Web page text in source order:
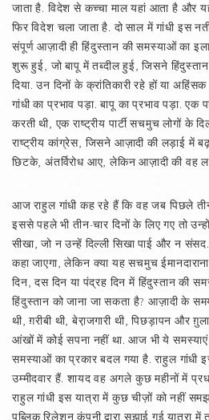
जाता है. विदेश से कच्चा माल यहां आता है और
फिर विदेश चला जाता है. दो साल में गांधी इस
संपूर्ण आज़ादी ही हिंदुस्तान की समस्याओं का
शुरू हुई, जो बापू में तब्दील हुई, जिसने
दिया. उन दिनों के क्रांतिकारी रहे हों या
गांधी का प्रभाव पड़ा. बापू का प्रभाव पड़ा. एक
करती थी, एक राष्ट्रीय पार्टी सचमुच लोगों के
राष्ट्रीय कांग्रेस, जिसने आज़ादी की लड़ाई में
छिटके, अंतर्विरोध आए, लेकिन आज़ादी की वह
आज राहुल गांधी कह रहे हैं कि वह जब पिछले तीन
इससे पहले भी तीन-चार दिनों के लिए गए तो
सीखा, जो न उन्हें दिल्ली सिखा पाई और न
कहा जाएगा, लेकिन क्या यह सचमुच
दिन, दस दिन या पंद्रह दिन में हिंदुस्तान की
हिंदुस्तान को जाना जा सकता है? आज़ादी के
थी, ग़रीबी थी, बेरा़जगारी थी, पिछड़ापन और
आंखों में कोई सपना नहीं था. आज भी ये
समस्याओं का प्रकार बदल गया है. राहुल गांधी
उम्मीदवार हैं. शायद वह अगले कुछ महीनों में
राहुल गांधी इस यात्रा में कुछ चीज़ों को नहीं
पब्लिक रिलेशन कंपनी द्वारा सुझाई गई यात्रा